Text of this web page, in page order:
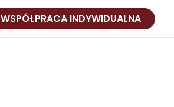
WSPÓŁPRACA INDYWIDUALNA